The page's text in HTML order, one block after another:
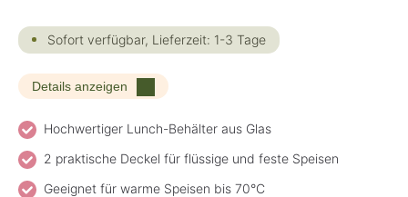
Sofort verfügbar, Lieferzeit: 1-3 Tage
Details anzeigen
Hochwertiger Lunch-Behälter aus Glas
2 praktische Deckel für flüssige und feste Speisen
Geeignet für warme Speisen bis 70°C